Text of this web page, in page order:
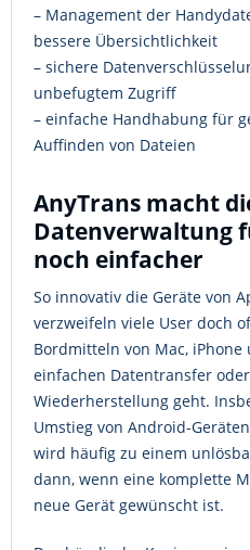
– Management der
bessere Übersichtlichkeit
– sichere
unbefugtem Zugriff
– einfache Handhabung für
Auffinden von Dateien
AnyTrans macht
Datenverwaltung
noch einfacher
So innovativ die Geräte von
verzweifeln viele User doch
Bordmitteln von Mac,
einfachen Datentransfer
Wiederherstellung geht.
Umstieg von Android-
wird häufig zu einem
dann, wenn eine komplette
neue Gerät gewünscht ist.